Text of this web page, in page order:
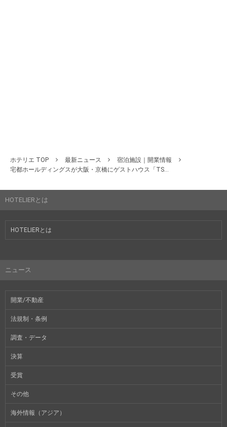
ホテリエ TOP 最新ニュース
宿泊施設｜開業情報
宅都ホールディングスが大阪・京橋にゲストハウス「TS...
HOTELIERとは
HOTELIERとは
ニュース
開業/不動産
法規制・条例
調査・データ
決算
受賞
その他
海外情報（アジア）